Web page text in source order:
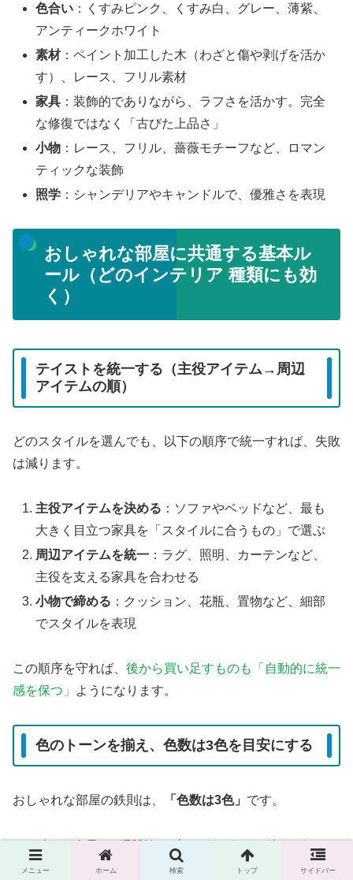
色合い ：くすみピンク、くすみ白、グレー、薄紫、
アンティークホワイト
素材：ペイント加工した木（わざと傷や剥げを活か
す）、レース、フリル素材
家具 ：装飾的でありながら、ラフさを活かす。完全
な修復ではなく「古びた上品さ」
小物 ：レース、フリル、薔薇モチーフなど、ロマン
ティックな装飾
照学 ：シャンデリアやキャンドルで、優雅さを表現
おしゃれな部屋に共通する基本ル
ール（どのインテリア 種類にも効
く）
テイストを統一する（主役アイテム→周辺
アイテムの順）
どのスタイルを選んでも、以下の順序で統一すれば、失敗
は減ります。
主役アイテムを決める ：ソファやベッドなど、最も
大きく目立つ家具を「スタイルに合うもの」で選ぶ
周辺アイテムを統一 ：ラグ、照明、カーテンなど、
主役を支える家具を合わせる
小物で締める ：クッション、花瓶、置物など、細部
でスタイルを表現
この順序を守れば、 後から買い足すものも「自動的に統一
感を保つ」
ようになります。
色のトーンを揃え、色数は3色を目安にする
おしゃれな部屋の鉄則は、 「色数は3色」 です。
ベースカラー（70%）：白、ベージュ、グレーな
ど、壁や大きな家具に使う色
メニュー ホーム 検索 トップ サイドバー